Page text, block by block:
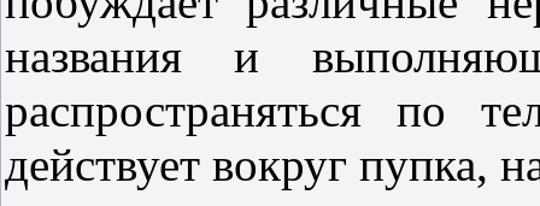
названия и
распространяться по
действует вокруг пупка,